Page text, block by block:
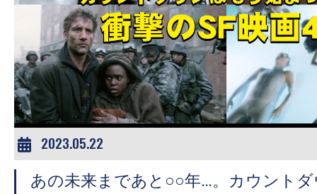
2023.05.22
あの未来まであと○○年…。カウント